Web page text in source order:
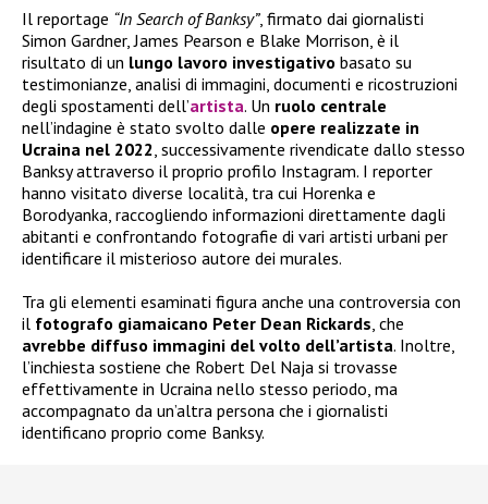
Il reportage “In Search of Banksy”, firmato dai giornalisti
Simon Gardner, James Pearson e Blake Morrison, è il
risultato di un lungo lavoro investigativo basato su
testimonianze, analisi di immagini, documenti e ricostruzioni
degli spostamenti dell’artista. Un ruolo centrale
nell’indagine è stato svolto dalle opere realizzate in
Ucraina nel 2022 , successivamente rivendicate dallo stesso
Banksy attraverso il proprio profilo Instagram. I reporter
hanno visitato diverse località, tra cui Horenka e
Borodyanka, raccogliendo informazioni direttamente dagli
abitanti e confrontando fotografie di vari artisti urbani per
identificare il misterioso autore dei murales.
Tra gli elementi esaminati figura anche una controversia con
il fotografo giamaicano Peter Dean Rickards , che
avrebbe diffuso immagini del volto dell’artista. Inoltre,
l’inchiesta sostiene che Robert Del Naja si trovasse
effettivamente in Ucraina nello stesso periodo, ma
accompagnato da un’altra persona che i giornalisti
identificano proprio come Banksy.